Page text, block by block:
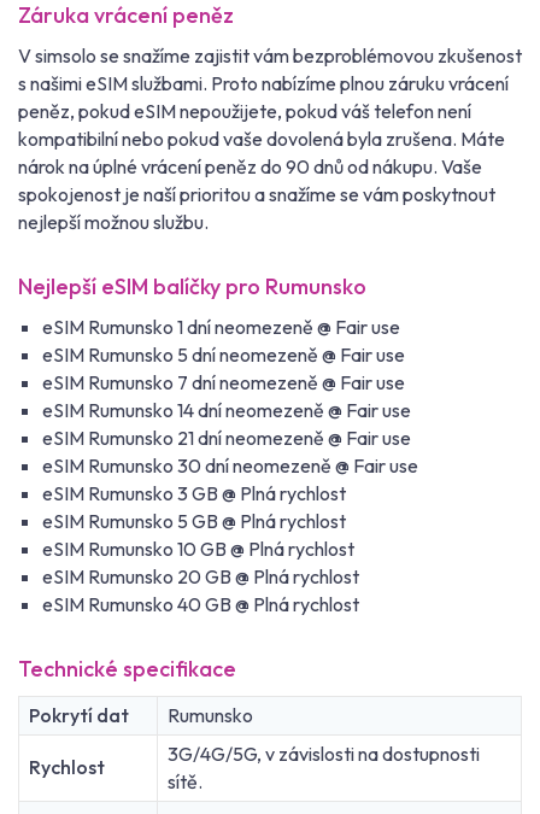
Záruka vrácení peněz
V simsolo se snažíme zajistit vám bezproblémovou zkušenost
s našimi eSIM službami. Proto nabízíme plnou záruku vrácení
peněz, pokud eSIM nepoužijete, pokud váš telefon není
kompatibilní nebo pokud vaše dovolená byla zrušena. Máte
nárok na úplné vrácení peněz do 90 dnů od nákupu. Vaše
spokojenost je naší prioritou a snažíme se vám poskytnout
nejlepší možnou službu.
Nejlepší eSIM balíčky pro Rumunsko
eSIM Rumunsko 1 dní neomezeně @ Fair use
eSIM Rumunsko 5 dní neomezeně @ Fair use
eSIM Rumunsko 7 dní neomezeně @ Fair use
eSIM Rumunsko 14 dní neomezeně @ Fair use
eSIM Rumunsko 21 dní neomezeně @ Fair use
eSIM Rumunsko 30 dní neomezeně @ Fair use
eSIM Rumunsko 3 GB @ Plná rychlost
eSIM Rumunsko 5 GB @ Plná rychlost
eSIM Rumunsko 10 GB @ Plná rychlost
eSIM Rumunsko 20 GB @ Plná rychlost
eSIM Rumunsko 40 GB @ Plná rychlost
Technické specifikace
Pokrytí dat Rumunsko
Rychlost
3G/4G/5G, v závislosti na dostupnosti
sítě.